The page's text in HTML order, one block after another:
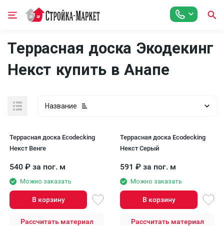
Террасная доска Экодекинг
Некст купить в Анапе
Название
Террасная доска Ecodecking
Некст Венге
540 ₽ за пог. м
Можно заказать
В корзину
Рассчитать материал
Террасная доска Ecodecking
Некст Серый
591 ₽ за пог. м
Можно заказать
В корзину
Рассчитать материал